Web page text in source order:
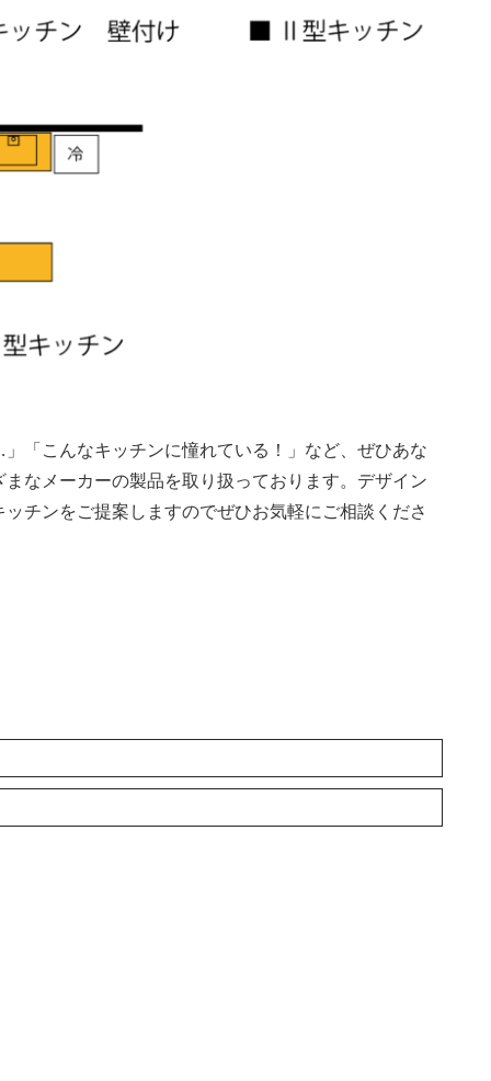
「こんなキッチンに憧れている！」など、ぜひあな
なメーカーの製品を取り扱っております。デザイン
チンをご提案しますのでぜひお気軽にご相談くださ